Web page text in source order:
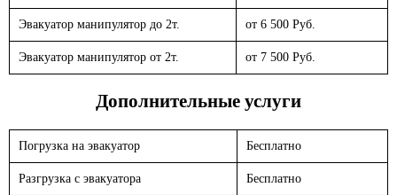
Эвакуатор манипулятор до 2т. от 6 500 Руб.
Эвакуатор манипулятор от 2т. от 7 500 Руб.
Дополнительные услуги
Погрузка на эвакуатор Бесплатно
Разгрузка с эвакуатора Бесплатно